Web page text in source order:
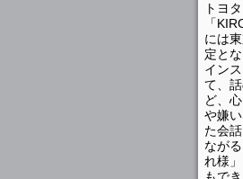
トヨ
「
には
定と
イン
て、
ど、
や嫌
た会
なが
れ様